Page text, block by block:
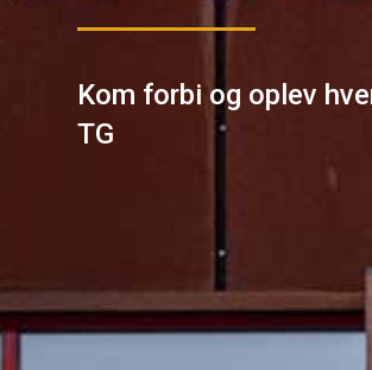
Kom forbi og oplev
TG